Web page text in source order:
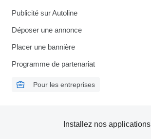
Publicité sur Autoline
Déposer une annonce
Placer une bannière
Programme de partenariat
Pour les entreprises
Installez nos applications